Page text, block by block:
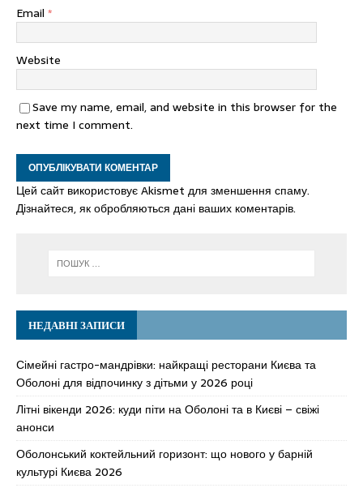
Email *
Website
Save my name, email, and website in this browser for the
next time I comment.
Цей сайт використовує Akismet для зменшення спаму.
Дізнайтеся, як обробляються дані ваших коментарів.
НЕДАВНІ ЗАПИСИ
Сімейні гастро-мандрівки: найкращі ресторани Києва та
Оболоні для відпочинку з дітьми у 2026 році
Літні вікенди 2026: куди піти на Оболоні та в Києві – свіжі
анонси
Оболонський коктейльний горизонт: що нового у барній
культурі Києва 2026